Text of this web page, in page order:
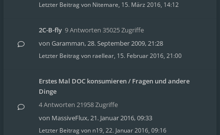
Letzter Beitrag von Nitemare, 15. März 2016, 14:12
2C-B-fly 9 Antworten 35025 Zugriffe
von Garamman,28. September 2009, 21:28
Letzter Beitrag von raellear, 15. Februar 2016, 21:00
Erstes Mal DOC konsumieren / Fragen und andere
Dinge
4 Antworten 21958 Zugriffe
von MassiveFlux,21. Januar 2016, 09:33
Letzter Beitrag von n19, 22. Januar 2016, 09:16